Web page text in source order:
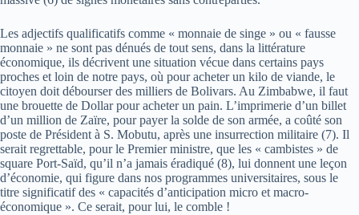
Les adjectifs qualificatifs comme « monnaie de singe » ou « fausse
monnaie » ne sont pas dénués de tout sens, dans la littérature
économique, ils décrivent une situation vécue dans certains pays
proches et loin de notre pays, où pour acheter un kilo de viande, le
citoyen doit débourser des milliers de Bolivars. Au Zimbabwe, il faut
une brouette de Dollar pour acheter un pain. L’imprimerie d’un billet
d’un million de Zaïre, pour payer la solde de son armée, a coûté son
poste de Président à S. Mobutu, après une insurrection militaire (7). Il
serait regrettable, pour le Premier ministre, que les « cambistes » de
square Port-Saïd, qu’il n’a jamais éradiqué (8), lui donnent une leçon
d’économie, qui figure dans nos programmes universitaires, sous le
titre significatif des « capacités d’anticipation micro et macro-
économique ». Ce serait, pour lui, le comble !